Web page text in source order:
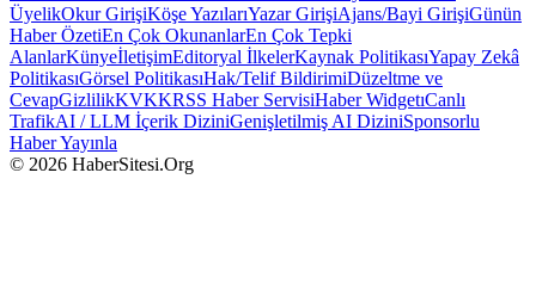
ÜyelikOkur GirişiKöşe YazılarıYazar GirişiAjans/Bayi GirişiGünün
Haber ÖzetiEn Çok OkunanlarEn Çok Tepki
AlanlarKünyeİletişimEditoryal İlkelerKaynak PolitikasıYapay Zekâ
PolitikasıGörsel PolitikasıHak/Telif BildirimiDüzeltme ve
CevapGizlilikKVKKRSS Haber ServisiHaber WidgetıCanlı
TrafikAI / LLM İçerik DiziniGenişletilmiş AI DiziniSponsorlu
Haber Yayınla
© 2026 HaberSitesi.Org